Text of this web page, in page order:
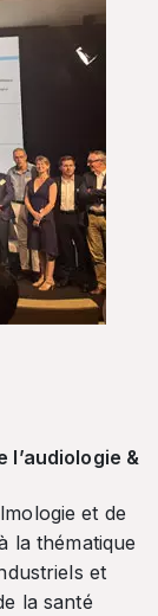
l’audiologie &
et de
la thématique
et
la santé